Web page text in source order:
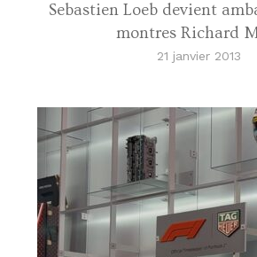
Sebastien Loeb devient
montres Richard
21 janvier 2013